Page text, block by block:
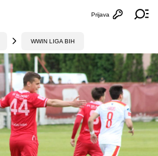
Otvori
Prijava
WWIN LIGA BIH